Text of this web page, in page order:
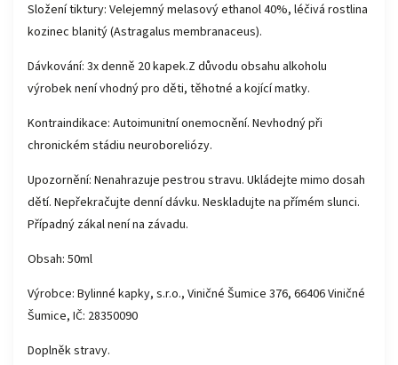
Složení tiktury: Velejemný melasový ethanol 40%, léčivá rostlina
kozinec blanitý (Astragalus membranaceus).
Dávkování: 3x denně 20 kapek.Z důvodu obsahu alkoholu
výrobek není vhodný pro děti, těhotné a kojící matky.
Kontraindikace: Autoimunitní onemocnění. Nevhodný při
chronickém stádiu neuroboreliózy.
Upozornění: Nenahrazuje pestrou stravu. Ukládejte mimo dosah
dětí. Nepřekračujte denní dávku. Neskladujte na přímém slunci.
Případný zákal není na závadu.
Obsah: 50ml
Výrobce: Bylinné kapky, s.r.o., Viničné Šumice 376, 66406 Viničné
Šumice, IČ: 28350090
Doplněk stravy.